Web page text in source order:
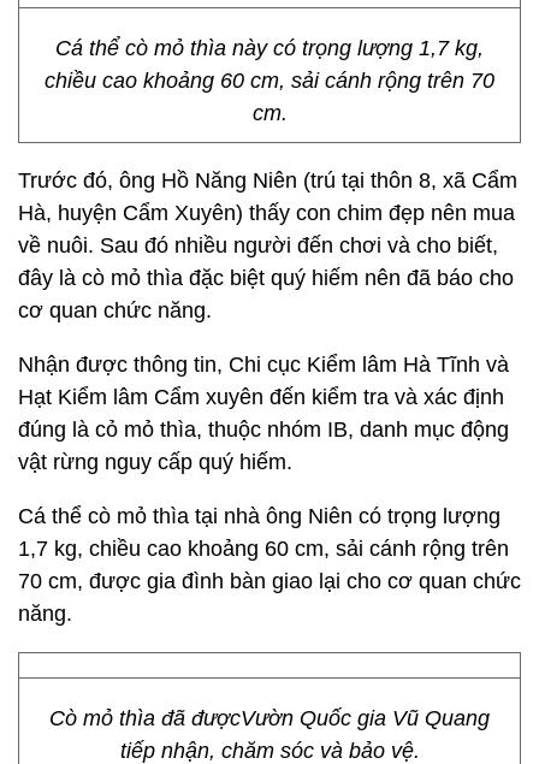
Cá thể cò mỏ thìa này có trọng lượng 1,7 kg,
chiều cao khoảng 60 cm, sải cánh rộng trên 70
cm.
Trước đó, ông Hồ Năng Niên (trú tại thôn 8, xã Cẩm
Hà, huyện Cẩm Xuyên) thấy con chim đẹp nên mua
về nuôi. Sau đó nhiều người đến chơi và cho biết,
đây là cò mỏ thìa đặc biệt quý hiếm nên đã báo cho
cơ quan chức năng.
Nhận được thông tin, Chi cục Kiểm lâm Hà Tĩnh và
Hạt Kiểm lâm Cẩm xuyên đến kiểm tra và xác định
đúng là cỏ mỏ thìa, thuộc nhóm IB, danh mục động
vật rừng nguy cấp quý hiếm.
Cá thể cò mỏ thìa tại nhà ông Niên có trọng lượng
1,7 kg, chiều cao khoảng 60 cm, sải cánh rộng trên
70 cm, được gia đình bàn giao lại cho cơ quan chức
năng.
Cò mỏ thìa đã đượcVườn Quốc gia Vũ Quang
tiếp nhận, chăm sóc và bảo vệ.